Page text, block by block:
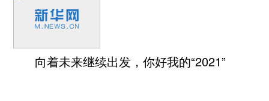
向着未来继续出发，你好我的“2021”